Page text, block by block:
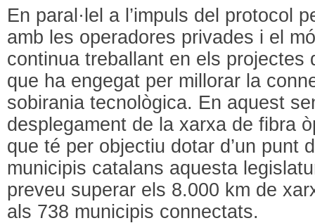
En paral·lel a l’impuls del protocol
amb les operadores privades i el
continua treballant en els projectes
que ha engegat per millorar la
sobirania tecnològica. En aquest
desplegament de la xarxa de fibra
que té per objectiu dotar d’un punt
municipis catalans aquesta
preveu superar els 8.000 km de
als 738 municipis connectats.